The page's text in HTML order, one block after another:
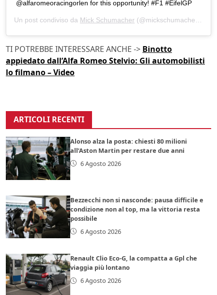
@alfaromeoracingorlen for this opportunity! #F1 #EifelGP
Un post condiviso da Mick Schumacher (@mickschumacher) in data:
TI POTREBBE INTERESSARE ANCHE -> Binotto
appiedato dall’Alfa Romeo Stelvio: Gli automobilisti
lo filmano – Video
ARTICOLI RECENTI
Alonso alza la posta: chiesti 80 milioni
all’Aston Martin per restare due anni
6 Agosto 2026
Bezzecchi non si nasconde: pausa difficile e
condizione non al top, ma la vittoria resta
possibile
6 Agosto 2026
Renault Clio Eco-G, la compatta a Gpl che
viaggia più lontano
6 Agosto 2026